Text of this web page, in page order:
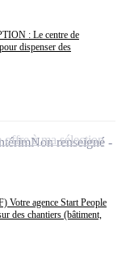
: Le centre de
dispenser des
agence Start People
des chantiers (bâtiment,
Non renseigné
offre à ma sélection